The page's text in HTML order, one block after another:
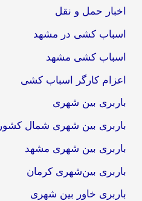
اخبار حمل و نقل
اسباب کشی در مشهد
اسباب کشی مشهد
اعزام کارگر اسباب کشی
باربری بین شهری
باربری بین شهری شمال کشور
باربری بین شهری مشهد
باربری بین‌شهری کرمان
باربری خاور بین شهری